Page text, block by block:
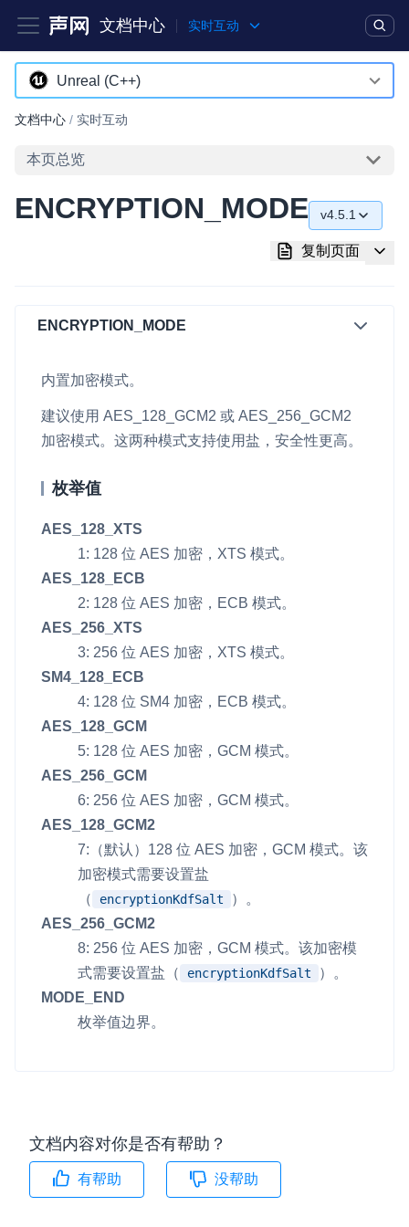
文档中心 实时互动
产品 解决方案
突破传统文字交互模式，与 AI 进行高拟真、自然流畅的实时语
一整套低延时、高并发、可扩展、高可靠的实时消息及状态同步
即时通讯 IM NEW
CDN 直播方案
媒体流加速
为智能硬件提供优质的媒体流传输，实现人与人、人与物、物与
实时互动扩展能力
实时转录翻译
快速实现实时的语音转写功能
微呼叫 NEW
实现智能硬件和微信小程序之间的实时音视频互通
Status Page
集中展示声网主要产品及服务的综合服务质量及可用性信息
内容审核
对实时音频和视频画面进行风险识别，并联动回调和业务处置流
拓展 SDK 能力，打造更具个性化的音视频互动效果
媒体服务
Unreal (C++)
Android
iOS
C# (Windows)
小程序
Electron
Unity
Flutter
Unreal (C++)
React
文档中心 / 实时互动
本页总览
ENCRYPTION_MODE v4.5.1
v4.5.1
v4.4.0
复制页面
ENCRYPTION_MODE
内置加密模式。
建议使用 AES_128_GCM2 或 AES_256_GCM2
加密模式。这两种模式支持使用盐，安全性更高。
枚举值
AES_128_XTS
1: 128 位 AES 加密，XTS 模式。
AES_128_ECB
2: 128 位 AES 加密，ECB 模式。
AES_256_XTS
3: 256 位 AES 加密，XTS 模式。
SM4_128_ECB
4: 128 位 SM4 加密，ECB 模式。
AES_128_GCM
5: 128 位 AES 加密，GCM 模式。
AES_256_GCM
6: 256 位 AES 加密，GCM 模式。
AES_128_GCM2
7:（默认）128 位 AES 加密，GCM 模式。该
加密模式需要设置盐
（
encryptionKdfSalt
）。
AES_256_GCM2
8: 256 位 AES 加密，GCM 模式。该加密模
式需要设置盐（
encryptionKdfSalt
）。
MODE_END
枚举值边界。
文档内容对你是否有帮助？
有帮助 没帮助